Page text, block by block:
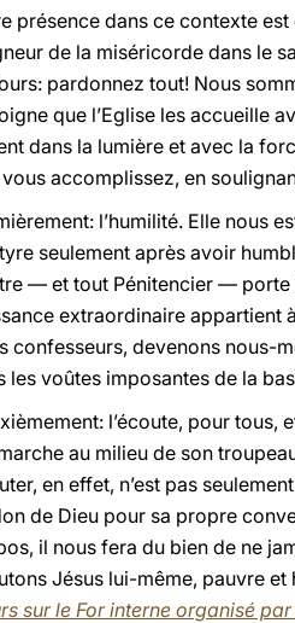
présence dans ce contexte
de la miséricorde dans le
pardonnez tout! Nous
que l’Eglise les accueille
dans la lumière et avec la
accomplissez, en
l’humilité. Elle nous
seulement après avoir
— et tout Pénitencier — porte
extraordinaire appartient
confesseurs, devenons nous-
les voûtes imposantes de la
l’écoute, pour tous,
au milieu de son
en effet, n’est pas
de Dieu pour sa propre
il nous fera du bien de ne
Jésus lui-même, pauvre
sur le For interne organisé